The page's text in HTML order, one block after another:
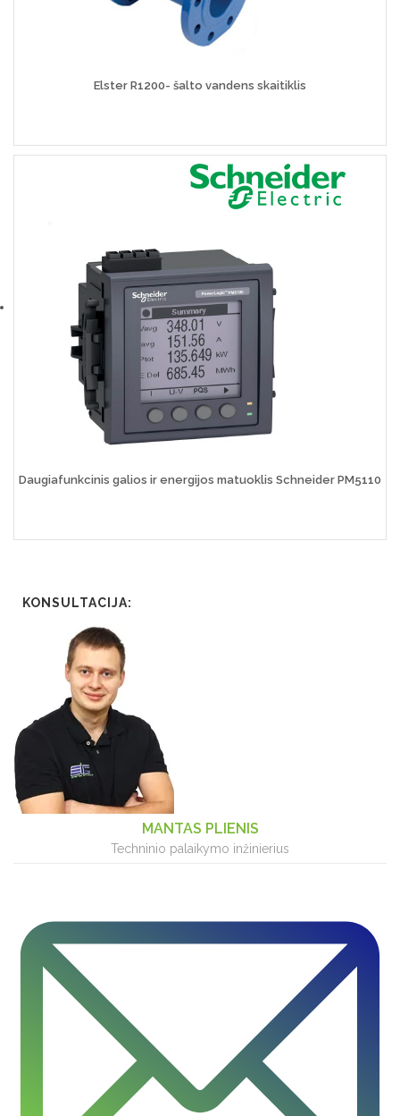
Elster R1200- šalto vandens skaitiklis
Daugiafunkcinis galios ir energijos matuoklis Schneider PM5110
KONSULTACIJA:
MANTAS PLIENIS
Techninio palaikymo inžinierius